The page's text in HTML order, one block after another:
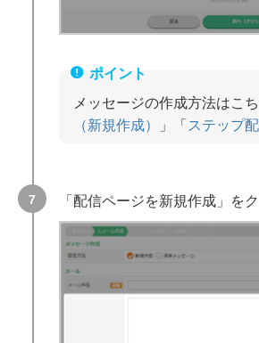
メッセージの作成方法はこ
（新規作成）
」「 ステップ
「配信ページを新規作成」をク